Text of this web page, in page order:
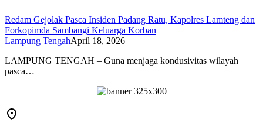
Redam Gejolak Pasca Insiden Padang Ratu, Kapolres Lamteng dan
Forkopimda Sambangi Keluarga Korban
Lampung TengahApril 18, 2026
LAMPUNG TENGAH – Guna menjaga kondusivitas wilayah
pasca…